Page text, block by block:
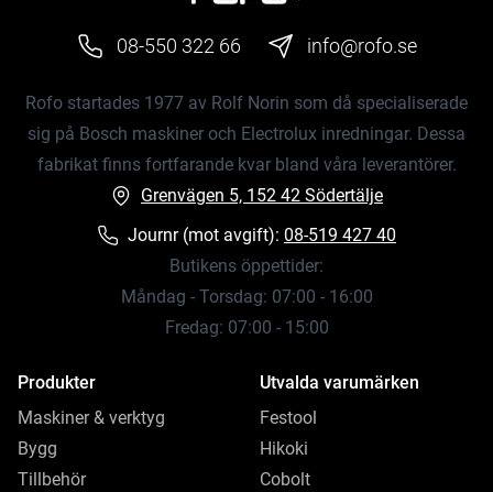
08-550 322 66 info@rofo.se
Rofo startades 1977 av Rolf Norin som då specialiserade
sig på Bosch maskiner och Electrolux inredningar. Dessa
fabrikat finns fortfarande kvar bland våra leverantörer.
Grenvägen 5, 152 42 Södertälje
Journr (mot avgift): 08-519 427 40
Butikens öppettider:
Måndag - Torsdag: 07:00 - 16:00
Fredag: 07:00 - 15:00
Produkter
Maskiner & verktyg
Bygg
Tillbehör
Utvalda varumärken
Festool
Hikoki
Cobolt